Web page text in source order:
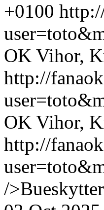
+0100
OK Vihor,
http://
OK Vihor,
http://
/